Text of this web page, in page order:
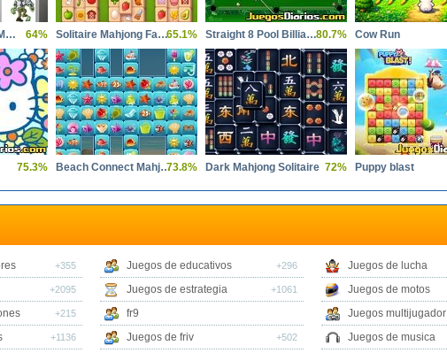
Happy Halloween Memory 64% Solitaire Mahjong Farm65.1% Straight 8 Pool Billiards80.7% Cow Run
75.3% Beach Connect Mahjong73.8% Dark Mahjong Solitaire 72% Puppy blast
+355
+2095
+215
+1136
Juegos de educativos +296
Juegos de estrategia +1061
fr9
Juegos de friv
+502
Juegos de lucha
Juegos de motos
Juegos multijugador
Juegos de musica